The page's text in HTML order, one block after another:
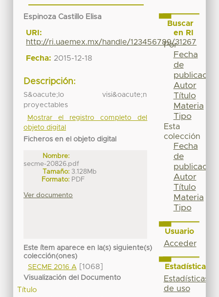
Espinoza Castillo Elisa
URI:
http://ri.uaemex.mx/handle/123456789/31267
Fecha: 2015-12-18
Descripción:
S&oacute;lo visi&oacute;n
proyectables
Mostrar el registro completo del
objeto digital
Ficheros en el objeto digital
Nombre:
secme-20826.pdf
Tamaño: 3.128Mb
Formato: PDF
Ver documento
Este ítem aparece en la(s) siguiente(s)
colección(ones)
SECME 2016 A[1068]
Visualización del Documento
Título
Buscar
en RI
Por
Fecha
de
publicación
Autor
Título
Materia
Tipo
Esta
colección
Fecha
de
publicación
Autor
Título
Materia
Tipo
Usuario
Acceder
Estadísticas
Estadísticas
de uso